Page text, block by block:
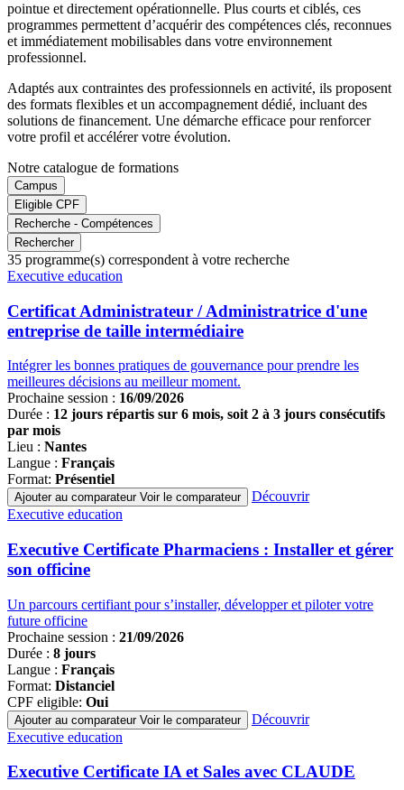
pointue et directement opérationnelle. Plus courts et ciblés, ces
programmes permettent d’acquérir des compétences clés, reconnues
et immédiatement mobilisables dans votre environnement
professionnel.
Adaptés aux contraintes des professionnels en activité, ils proposent
des formats flexibles et un accompagnement dédié, incluant des
solutions de financement. Une démarche efficace pour renforcer
votre profil et accélérer votre évolution.
Notre catalogue de formations
Campus
Eligible CPF
Recherche - Compétences
Rechercher
35 programme(s) correspondent à votre recherche
Famille
programmes
Executive education
Certificat Administrateur / Administratrice d'une
entreprise de taille intermédiaire
Intégrer les bonnes pratiques de gouvernance pour prendre les
meilleures décisions au meilleur moment.
Prochaine session : 16/09/2026
Durée : 12 jours répartis sur 6 mois, soit 2 à 3 jours consécutifs
par mois
Lieu : Nantes
Langue : Français
Format: Présentiel
Ajouter au comparateur Voir le comparateur
Découvrir
Famille
programmes
Executive education
Executive Certificate Pharmaciens : Installer et gérer
son officine
Un parcours certifiant pour s’installer, développer et piloter votre
future officine
Prochaine session : 21/09/2026
Durée : 8 jours
Langue : Français
Format: Distanciel
CPF eligible: Oui
Ajouter au comparateur Voir le comparateur
Découvrir
Famille
programmes
Executive education
Executive Certificate IA et Sales avec CLAUDE